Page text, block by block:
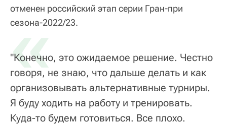
отменен российский этап серии Гран-при
сезона-2022/23.
«
"Конечно, это ожидаемое решение. Честно
говоря, не знаю, что дальше делать и как
организовывать альтернативные турниры.
Я буду ходить на работу и тренировать.
Куда-то будем готовиться. Все плохо.